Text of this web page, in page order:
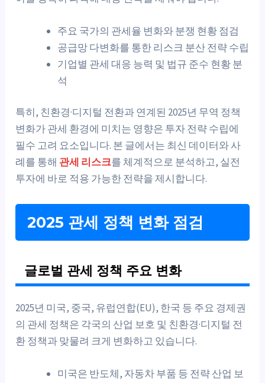
주요 국가의 관세율 변화와 분쟁 현황 점검
공급망 다변화를 통한 리스크 분산 전략 수립
기업별 관세 대응 능력 및 법규 준수 현황 분
석
특히, 친환경·디지털 전환과 연계된 2025년 무역 정책
변화가 관세 환경에 미치는 영향은 투자 전략 수립에
필수 고려 요소입니다. 본 글에서는 최신 데이터와 사
례를 통해 관세 리스크를 체계적으로 분석하고, 실전
투자에 바로 적용 가능한 전략을 제시합니다.
2025 관세 정책 변화 점검
글로벌 관세 정책 주요 변화
2025년 미국, 중국, 유럽연합(EU), 한국 등 주요 경제권
의 관세 정책은 각국의 산업 보호 및 친환경·디지털 전
환 정책과 맞물려 크게 변화하고 있습니다.
미국은 반도체, 자동차 부품 등 전략 산업 보